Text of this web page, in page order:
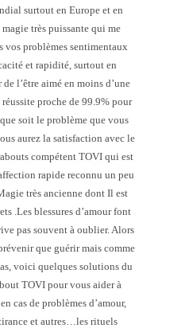
surtout en Europe et en
très puissante qui me
vos problèmes sentimentaux
et rapidité, surtout en
l’être aimé en moins d’une
proche de 99.9% pour
soit le problème que vous
aurez la satisfaction avec le
compétent TOVI qui est
rapide reconnu un peu
très ancienne dont Il est
.Les blessures d’amour font
pas souvent à oublier. Alors
que guérir mais comme
voici quelques solutions du
TOVI pour vous aider à
cas de problèmes d’amour,
et autres…les rituels